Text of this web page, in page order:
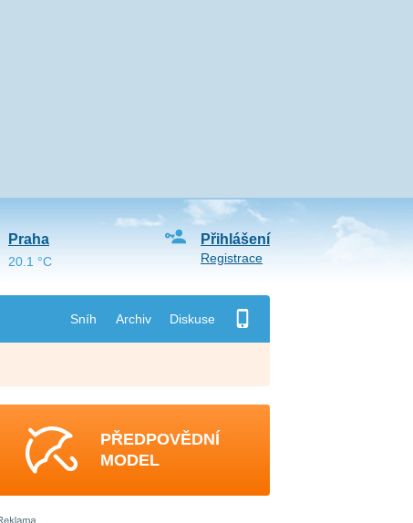
Sníh Archiv Diskuse
Přihlášení
Registrace
Praha
20.1 °C
PŘEDPOVĚDNÍ
MODEL